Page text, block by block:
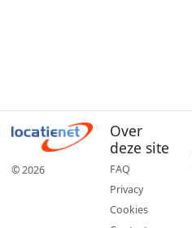
© 2026
Over
deze site
FAQ
Privacy
Cookies